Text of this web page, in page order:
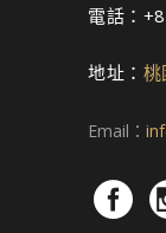
電話：
地址：
Email：